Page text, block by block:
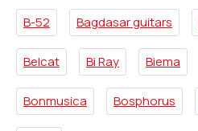
B-52 Bagdasar guitars
Belcat Bi Ray Biema
Bonmusica Bosphorus